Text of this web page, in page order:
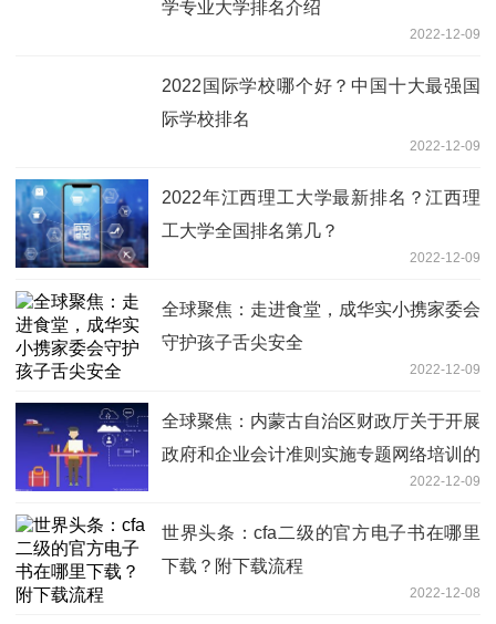
学专业大学排名介绍
2022-12-09
2022国际学校哪个好？中国十大最强国
际学校排名
2022-12-09
2022年江西理工大学最新排名？江西理
工大学全国排名第几？
2022-12-09
全球聚焦：走进食堂，成华实小携家委会
守护孩子舌尖安全
2022-12-09
全球聚焦：内蒙古自治区财政厅关于开展
政府和企业会计准则实施专题网络培训的
2022-12-09
世界头条：cfa二级的官方电子书在哪里
下载？附下载流程
2022-12-08